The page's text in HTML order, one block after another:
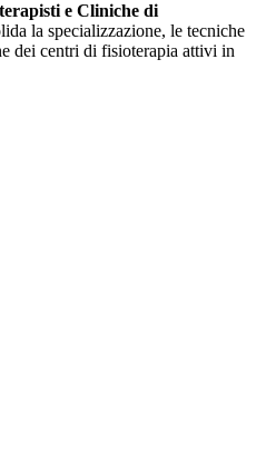
e Cliniche di
la specializzazione, le tecniche
dei centri di fisioterapia attivi in